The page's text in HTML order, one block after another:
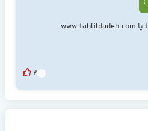
2